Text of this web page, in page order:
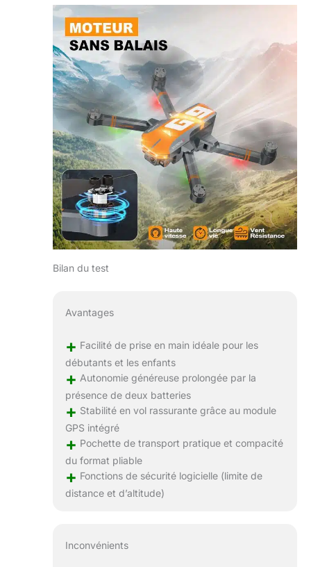
Bilan du test
Avantages
+ Facilité de prise en main idéale pour les
débutants et les enfants
+ Autonomie généreuse prolongée par la
présence de deux batteries
+ Stabilité en vol rassurante grâce au module
GPS intégré
+ Pochette de transport pratique et compacité
du format pliable
+ Fonctions de sécurité logicielle (limite de
distance et d’altitude)
Inconvénients